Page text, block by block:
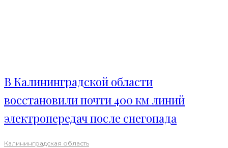
В Калининградской области
восстановили почти 400 км линий
электропередач после снегопада
Калининградская область